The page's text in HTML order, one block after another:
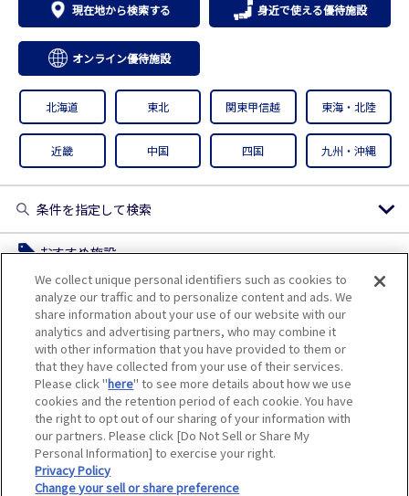
会員優待のご利用方法
よくあるご質問
サイトマップ
現在地から検索する 身近で使える優待施設
オンライン優待施設
北海道 東北 関東甲信越 東海・北陸
近畿 中国 四国 九州・沖縄
条件を指定して検索
ジャンル
エリア
アプリクーポン
特別優待
おすすめ施設
ゼロ
マイカー・オートバイ輸送サービス
10％割引
オンライン優待
日本公演４０周年記念 ディズニー・オン・アイス “Ｌｅ
ｔ′ｓ Ｐａｒｔｙ！゛船橋公演
We collect unique personal identifiers such as cookies to
analyze our traffic and to personalize content and ads. We
share information about your use of our website with our
analytics and advertising partners, who may combine it
with other information that you have provided to them or
that they have collected from your use of their services.
Please click "here" to see more details about how we use
cookies and the retention period of each cookie. You have
the right to opt out of our sharing of your information with
our partners. Please click [Do Not Sell or Share My
Personal Information] to exercise your right.
Privacy Policy
Change your sell or share preference